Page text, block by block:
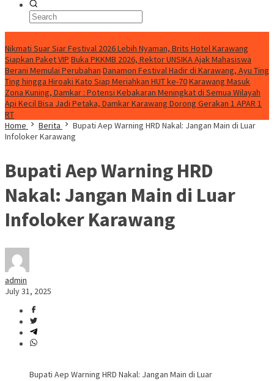
Nikmati Suar Siar Festival 2026 Lebih Nyaman, Brits Hotel Karawang
Siapkan Paket VIP Buka PKKMB 2026, Rektor UNSIKA Ajak Mahasiswa
Berani Memulai Perubahan Danamon Festival Hadir di Karawang, Ayu Ting
Ting hingga Hiroaki Kato Siap Meriahkan HUT ke-70Karawang Masuk
Zona Kuning, Damkar : Potensi Kebakaran Meningkat di Semua Wilayah
Api Kecil Bisa Jadi Petaka, Damkar Karawang Dorong Gerakan 1 APAR 1
RT
Home
Berita
Bupati Aep Warning HRD Nakal: Jangan Main di Luar
Infoloker Karawang
Bupati Aep Warning HRD
Nakal: Jangan Main di Luar
Infoloker Karawang
admin
July 31, 2025
Bupati Aep Warning HRD Nakal: Jangan Main di Luar